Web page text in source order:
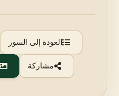
العودة إلى السور
مشاركة